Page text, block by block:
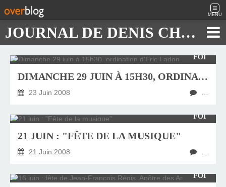
MENU
JOURNAL DE DENIS CHAUTARD
FOI
DIMANCHE 29 JUIN À 15H30, ORDINATION D'ERIC LADON
23 Juin 2008
FOI
21 JUIN : "FÊTE DE LA MUSIQUE"
21 Juin 2008
FOI